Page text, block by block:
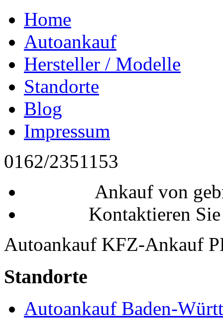
Home
Autoankauf
Hersteller / Modelle
Standorte
Blog
Impressum
0162/2351153
Ankauf von
Kontaktieren
Autoankauf KFZ-Ankauf
Standorte
Autoankauf Baden-